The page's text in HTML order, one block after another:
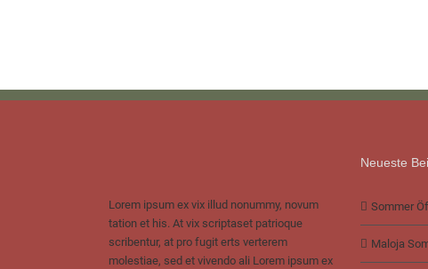
Lorem ipsum ex vix illud nonummy, novum
tation et his. At vix scriptaset patrioque
scribentur, at pro fugit erts verterem
molestiae, sed et vivendo ali Lorem ipsum ex
Neueste
Sommer
Maloja